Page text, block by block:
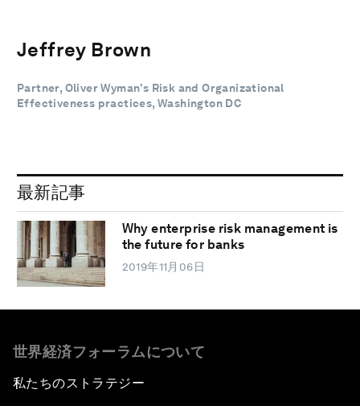
Jeffrey Brown
Partner, Oliver Wyman’s Risk and Organizational
Effectiveness practices, Washington DC
最新記事
Why enterprise risk management is
the future for banks
2019年11月06日
世界経済フォーラムについて
私たちのストラテジー